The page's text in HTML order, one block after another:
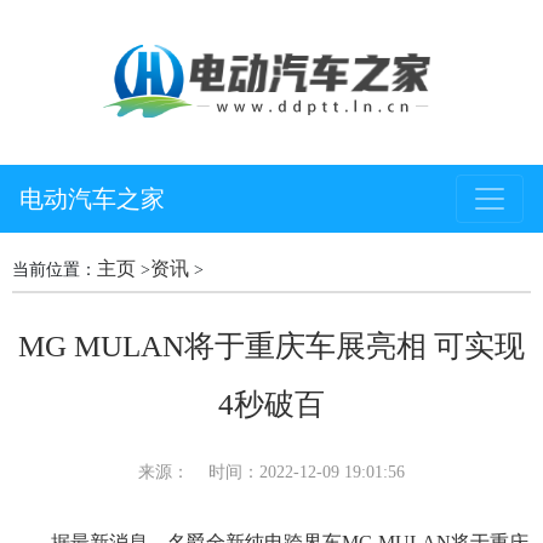
电动汽车之家
当前位置： 主页 >资讯 >
MG MULAN将于重庆车展亮相 可实现
4秒破百
来源： 时间：2022-12-09 19:01:56